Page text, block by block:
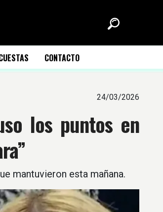
CONTACTO
24/03/2026
los puntos en
mantuvieron esta mañana.